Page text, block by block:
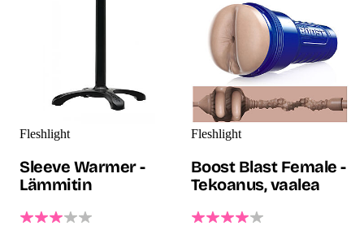
Fleshlight
Sleeve Warmer -
Lämmitin
Fleshlight
Boost Blast Female -
Tekoanus, vaalea